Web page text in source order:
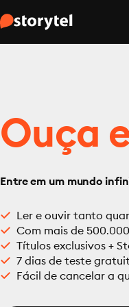
Ouça
Entre em um mundo
Ler e ouvir tanto
Com mais de
Títulos exclusivos +
7 dias de teste
Fácil de cancelar a